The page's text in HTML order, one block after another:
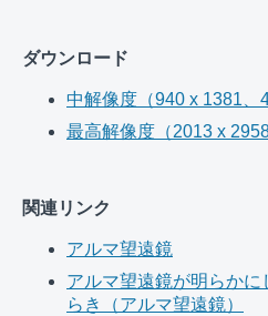
ダウンロード
中解像度（940 x 1381、
最高解像度（2013 x 2958
関連リンク
アルマ望遠鏡
アルマ望遠鏡が明らか
らき（アルマ望遠鏡）